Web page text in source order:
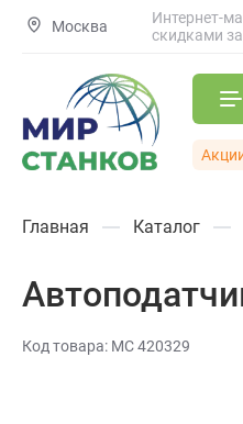
Москва
Интернет-
скидками
Главная Каталог
Код товара: МС 420329